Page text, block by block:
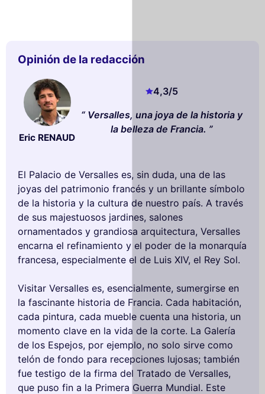
Opinión de la redacción
Eric RENAUD
4,3/5
Versalles, una joya de la historia y
la belleza de Francia.
El Palacio de Versalles es, sin duda, una de las
joyas del patrimonio francés y un brillante símbolo
de la historia y la cultura de nuestro país. A través
de sus majestuosos jardines, salones
ornamentados y grandiosa arquitectura, Versalles
encarna el refinamiento y el poder de la monarquía
francesa, especialmente el de Luis XIV, el Rey Sol.
Visitar Versalles es, esencialmente, sumergirse en
la fascinante historia de Francia. Cada habitación,
cada pintura, cada mueble cuenta una historia, un
momento clave en la vida de la corte. La Galería
de los Espejos, por ejemplo, no solo sirve como
telón de fondo para recepciones lujosas; también
fue testigo de la firma del Tratado de Versalles,
que puso fin a la Primera Guerra Mundial. Este